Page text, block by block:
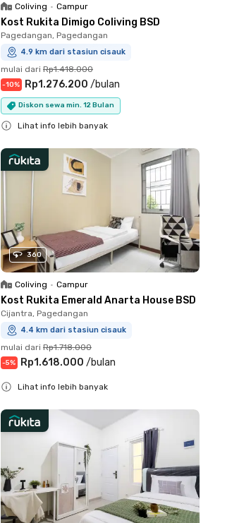
Coliving • Campur
Kost Rukita Dimigo Coliving BSD
Pagedangan, Pagedangan
4.9 km dari stasiun cisauk
mulai dari Rp1.418.000
-10% Rp1.276.200 /bulan
Diskon sewa min. 12 Bulan
Lihat info lebih banyak
360
Coliving • Campur
Kost Rukita Emerald Anarta House BSD
Cijantra, Pagedangan
4.4 km dari stasiun cisauk
mulai dari Rp1.718.000
-5% Rp1.618.000 /bulan
Lihat info lebih banyak